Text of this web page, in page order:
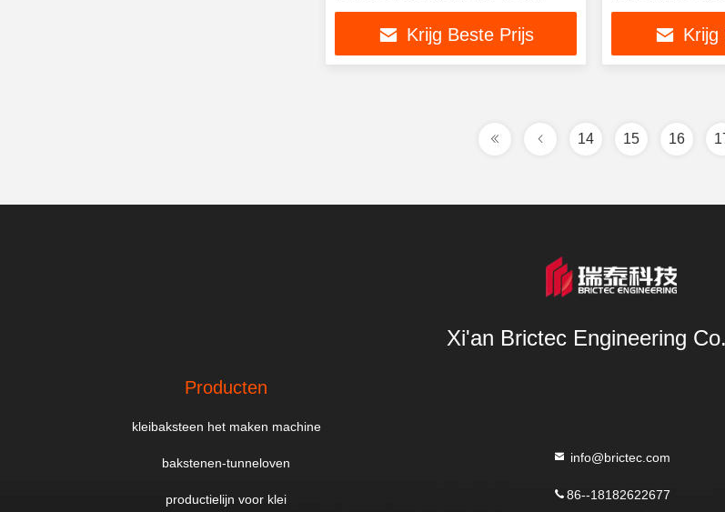
hoogwaardige bakstenen
Krijg Beste Prijs Krijg
14 15 16
Xi'an Brictec Engineering
Producten
kleibaksteen het maken machine
bakstenen-tunneloven
productielijn voor klei
info@brictec.com
86--18182622677